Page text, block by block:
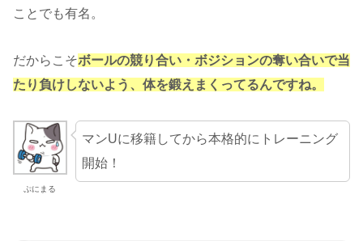
ことでも有名。
だからこそボールの競り合い・ボジションの奪い合いで当
たり負けしないよう、体を鍛えまくってるんですね。
ぷにまる
マンUに移籍してから本格的にトレーニング
開始！